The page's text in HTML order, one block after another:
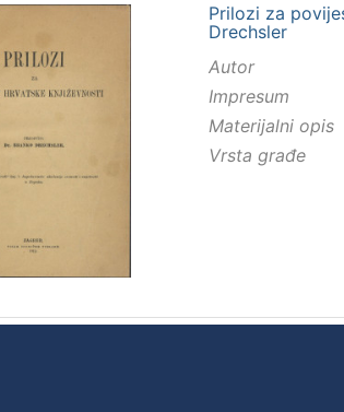
Prilozi za
Drechsler
Autor
Impresum
Materijalni opis
Vrsta građe